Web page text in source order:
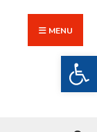
MENU